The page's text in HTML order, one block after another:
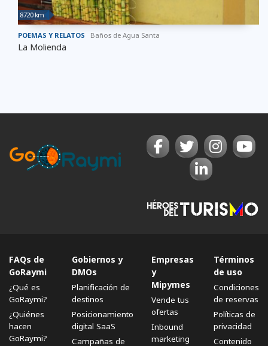
8720 km
POEMAS Y RELATOS Baños de Agua Santa
La Molienda
FAQs de
GoRaymi
¿Qué es
GoRaymi?
¿Quiénes
hacen
GoRaymi?
Gobiernos y
DMOs
Planificación de
destinos
Posicionamiento
digital SaaS
Campañas de
Empresas
y
Mipymes
Vende tus
ofertas
Inbound
marketing
Términos
de uso
Condiciones
de reservas
Políticas de
privacidad
Contenido